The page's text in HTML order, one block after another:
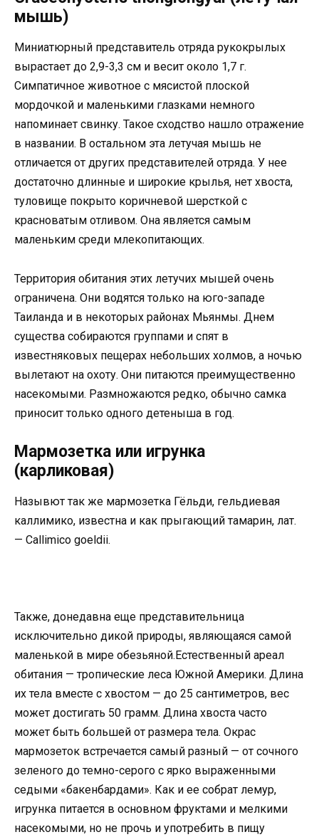
мышь)
Миниатюрный представитель отряда рукокрылых
вырастает до 2,9-3,3 см и весит около 1,7 г.
Симпатичное животное с мясистой плоской
мордочкой и маленькими глазками немного
напоминает свинку. Такое сходство нашло отражение
в названии. В остальном эта летучая мышь не
отличается от других представителей отряда. У нее
достаточно длинные и широкие крылья, нет хвоста,
туловище покрыто коричневой шерсткой с
красноватым отливом. Она является самым
маленьким среди млекопитающих.
Территория обитания этих летучих мышей очень
ограничена. Они водятся только на юго-западе
Таиланда и в некоторых районах Мьянмы. Днем
существа собираются группами и спят в
известняковых пещерах небольших холмов, а ночью
вылетают на охоту. Они питаются преимущественно
насекомыми. Размножаются редко, обычно самка
приносит только одного детеныша в год.
Мармозетка или игрунка
(карликовая)
Назывют так же мармозетка Гёльди, гельдиевая
каллимико, известна и как прыгающий тамарин, лат.
— Callimico goeldii.
Также, донедавна еще представительница
исключительно дикой природы, являющаяся самой
маленькой в мире обезьяной.Естественный ареал
обитания — тропические леса Южной Америки. Длина
их тела вместе с хвостом — до 25 сантиметров, вес
может достигать 50 грамм. Длина хвоста часто
может быть большей от размера тела. Окрас
мармозеток встречается самый разный — от сочного
зеленого до темно-серого с ярко выраженными
седыми «бакенбардами». Как и ее собрат лемур,
игрунка питается в основном фруктами и мелкими
насекомыми, но не прочь и употребить в пищу